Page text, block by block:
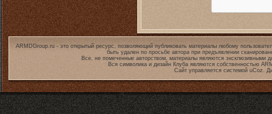
ARMDGroup.ru - это открытый ресурс, позволяющий публиковать материалы любому
быть удален по просьбе автора при предъявлении
Все, не помеченные авторством, материалы являются эксклюзивными
Вся символика и дизайн Клуба являются собственностью
Сайт управляется системой uCoz.